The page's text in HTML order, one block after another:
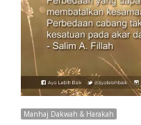
Manhaj Dakwah & Harakah